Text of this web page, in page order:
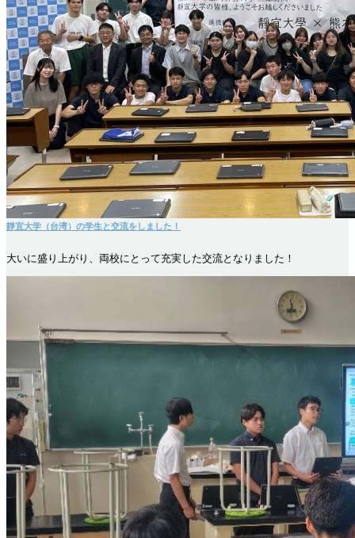
靜宜大学（台湾）の学生と交流をしました！
大いに盛り上がり、両校にとって充実した交流となりました！